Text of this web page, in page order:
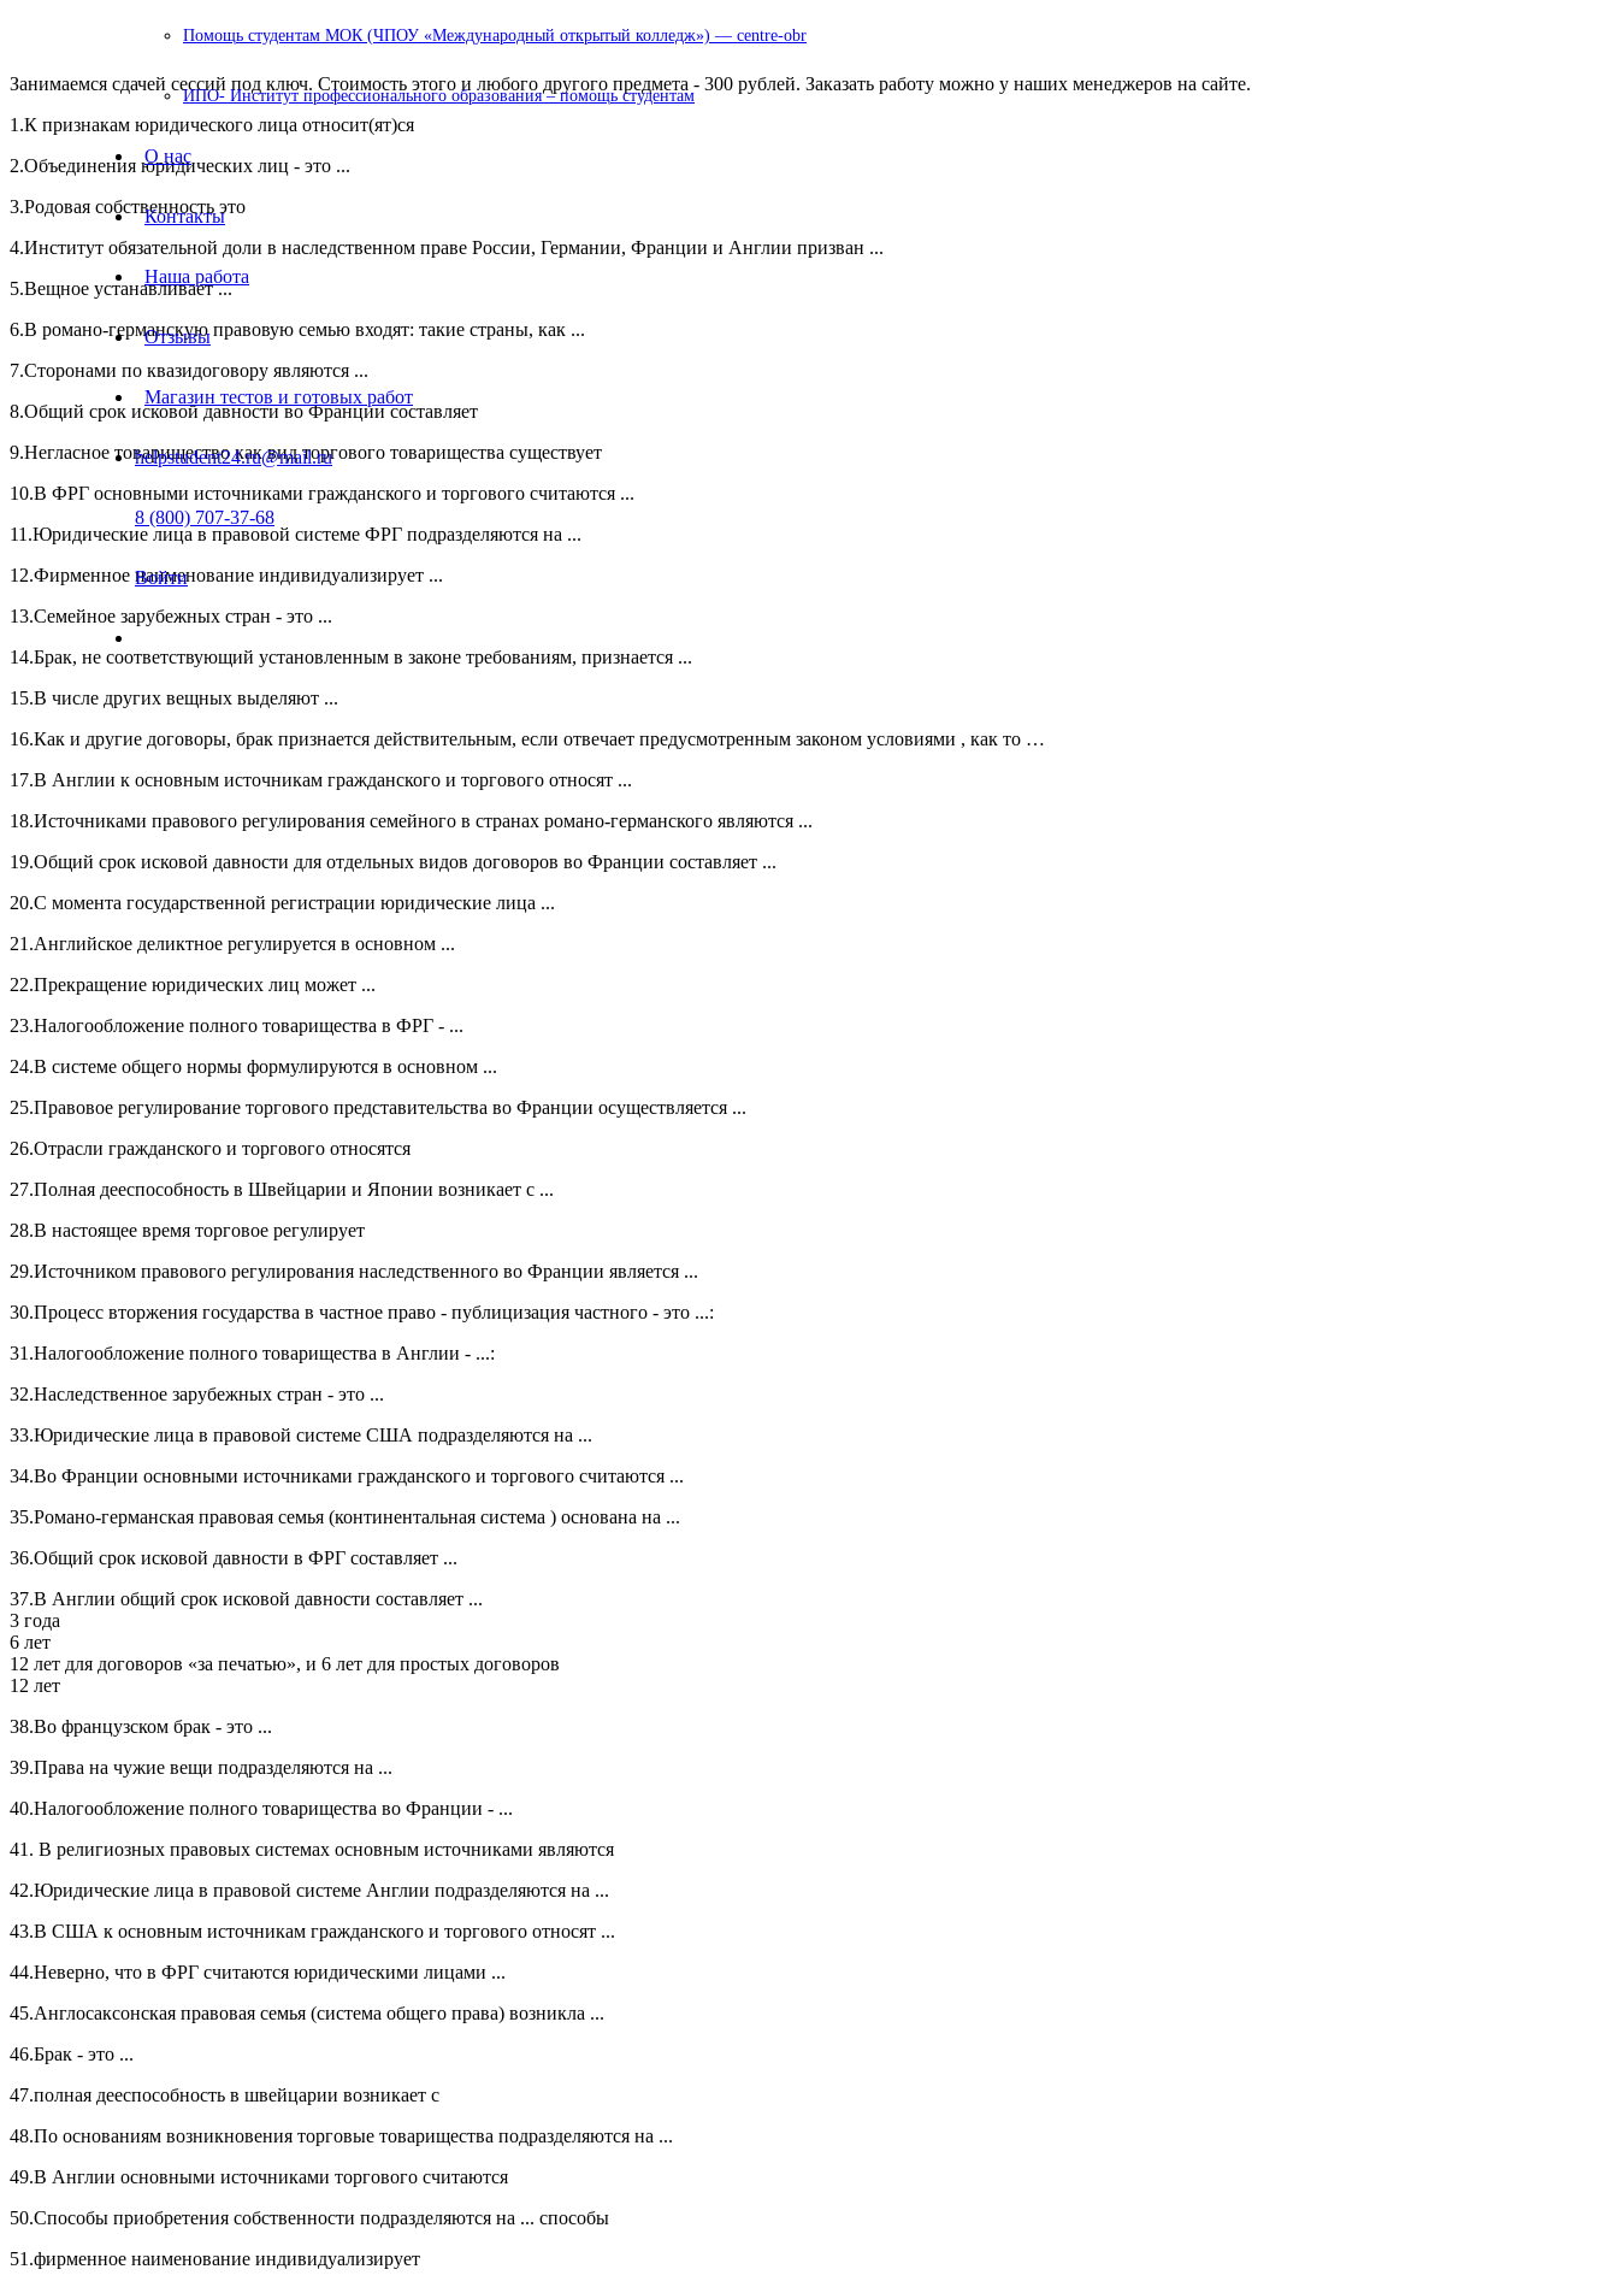
Помощь студентам МОК (ЧПОУ «Международный открытый колледж») — centre-obr
ИПО- Институт профессионального образования – помощь студентам
О нас
Контакты
Наша работа
Отзывы
Магазин тестов и готовых работ
helpstudent24.ru@mail.ru
8 (800) 707-37-68
Войти
Занимаемся сдачей сессий под ключ. Стоимость этого и любого другого предмета - 300 рублей. Заказать работу можно у наших менеджеров на сайте.
1.К признакам юридического лица относит(ят)ся
2.Объединения юридических лиц - это ...
3.Родовая собственность это
4.Институт обязательной доли в наследственном праве России, Германии, Франции и Англии призван ...
5.Вещное устанавливает ...
6.В романо-германскую правовую семью входят: такие страны, как ...
7.Сторонами по квазидоговору являются ...
8.Общий срок исковой давности во Франции составляет
9.Негласное товарищество как вид торгового товарищества существует
10.В ФРГ основными источниками гражданского и торгового считаются ...
11.Юридические лица в правовой системе ФРГ подразделяются на ...
12.Фирменное наименование индивидуализирует ...
13.Семейное зарубежных стран - это ...
14.Брак, не соответствующий установленным в законе требованиям, признается ...
15.В числе других вещных выделяют ...
16.Как и другие договоры, брак признается действительным, если отвечает предусмотренным законом условиями , как то …
17.В Англии к основным источникам гражданского и торгового относят ...
18.Источниками правового регулирования семейного в странах романо-германского являются ...
19.Общий срок исковой давности для отдельных видов договоров во Франции составляет ...
20.С момента государственной регистрации юридические лица ...
21.Английское деликтное регулируется в основном ...
22.Прекращение юридических лиц может ...
23.Налогообложение полного товарищества в ФРГ - ...
24.В системе общего нормы формулируются в основном ...
25.Правовое регулирование торгового представительства во Франции осуществляется ...
26.Отрасли гражданского и торгового относятся
27.Полная дееспособность в Швейцарии и Японии возникает с ...
28.В настоящее время торговое регулирует
29.Источником правового регулирования наследственного во Франции является ...
30.Процесс вторжения государства в частное право - публицизация частного - это ...:
31.Налогообложение полного товарищества в Англии - ...:
32.Наследственное зарубежных стран - это ...
33.Юридические лица в правовой системе США подразделяются на ...
34.Во Франции основными источниками гражданского и торгового считаются ...
35.Романо-германская правовая семья (континентальная система ) основана на ...
36.Общий срок исковой давности в ФРГ составляет ...
37.В Англии общий срок исковой давности составляет ...
3 года
6 лет
12 лет для договоров «за печатью», и 6 лет для простых договоров
12 лет
38.Во французском брак - это ...
39.Права на чужие вещи подразделяются на ...
40.Налогообложение полного товарищества во Франции - ...
41. В религиозных правовых системах основным источниками являются
42.Юридические лица в правовой системе Англии подразделяются на ...
43.В США к основным источникам гражданского и торгового относят ...
44.Неверно, что в ФРГ считаются юридическими лицами ...
45.Англосаксонская правовая семья (система общего права) возникла ...
46.Брак - это ...
47.полная дееспособность в швейцарии возникает с
48.По основаниям возникновения торговые товарищества подразделяются на ...
49.В Англии основными источниками торгового считаются
50.Способы приобретения собственности подразделяются на ... способы
51.фирменное наименование индивидуализирует